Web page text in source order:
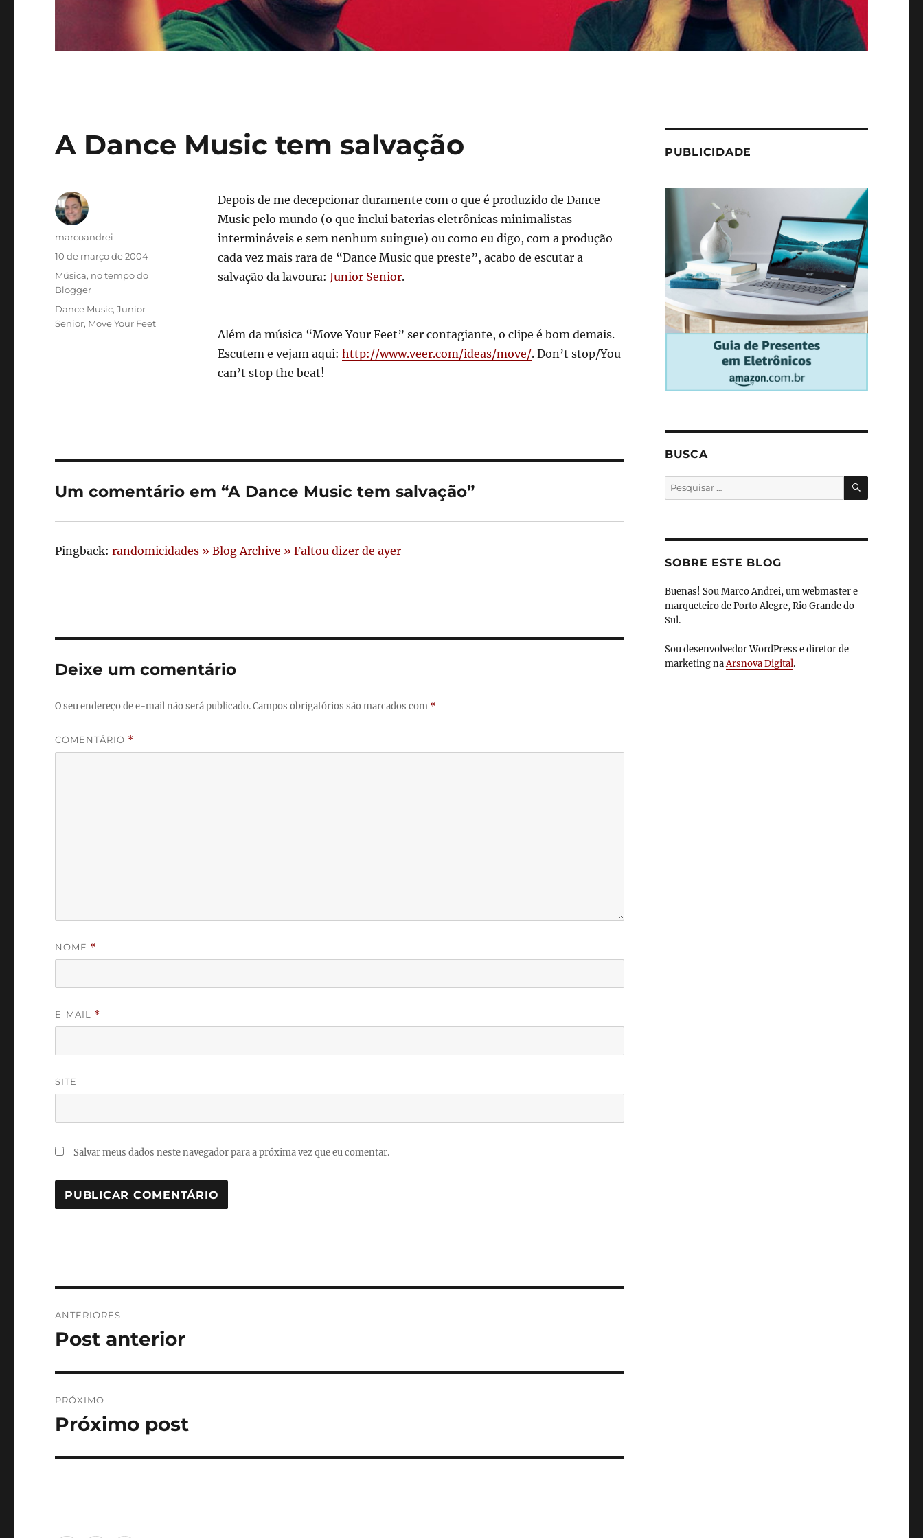
A Dance Music tem salvação
Depois de me decepcionar duramente com o que é produzido de Dance
Music pelo mundo (o que inclui baterias eletrônicas minimalistas
intermináveis e sem nenhum suingue) ou como eu digo, com a produção
cada vez mais rara de “Dance Music que preste”, acabo de escutar a
salvação da lavoura: Junior Senior.
Além da música “Move Your Feet” ser contagiante, o clipe é bom demais.
Escutem e vejam aqui: http://www.veer.com/ideas/move/. Don’t stop/You
can’t stop the beat!
Autor
marcoandrei
Publicado
em
10 de março de 2004
Categorias
Música, no tempo do
Blogger
Tags
Dance Music,Junior
Senior, Move Your Feet
Um comentário em “A Dance Music tem salvação”
Pingback:randomicidades » Blog Archive » Faltou dizer de ayer
Deixe um comentário
O seu endereço de e-mail não será publicado.Campos obrigatórios são marcados com *
COMENTÁRIO *
NOME *
E-MAIL *
SITE
Salvar meus dados neste navegador para a próxima vez que eu comentar.
de
ANTERIORES
Post
Post anterior
PRÓXIMO
Próximo
Próximo post
PUBLICIDADE
BUSCA
Pesquisar
por:
SOBRE ESTE BLOG
Buenas! Sou Marco Andrei, um webmaster e
marqueteiro de Porto Alegre, Rio Grande do
Sul.
Sou desenvolvedor WordPress e diretor de
marketing naArsnova Digital.